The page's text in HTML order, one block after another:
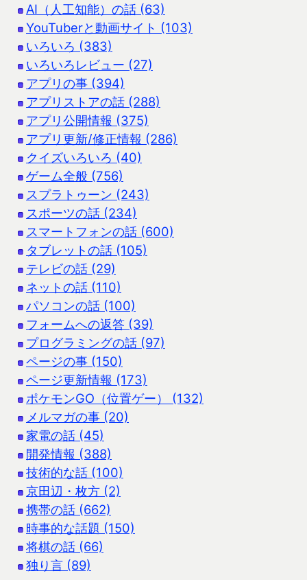
AI（人工知能）の話 (63)
YouTuberと動画サイト (103)
いろいろ (383)
いろいろレビュー (27)
アプリの事 (394)
アプリストアの話 (288)
アプリ公開情報 (375)
アプリ更新/修正情報 (286)
クイズいろいろ (40)
ゲーム全般 (756)
スプラトゥーン (243)
スポーツの話 (234)
スマートフォンの話 (600)
タブレットの話 (105)
テレビの話 (29)
ネットの話 (110)
パソコンの話 (100)
フォームへの返答 (39)
プログラミングの話 (97)
ページの事 (150)
ページ更新情報 (173)
ポケモンGO（位置ゲー） (132)
メルマガの事 (20)
家電の話 (45)
開発情報 (388)
技術的な話 (100)
京田辺・枚方 (2)
携帯の話 (662)
時事的な話題 (150)
将棋の話 (66)
独り言 (89)